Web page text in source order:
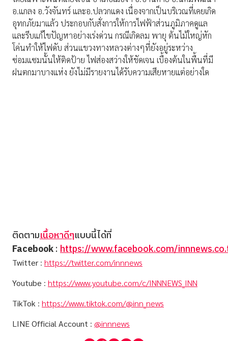
อ.แกลง อ.วังจันทร์ และอ.ปลวกแดง เนื่องจากเป็นบริเวณที่เคยเกิด
อุทกภัยมาแล้ว ประกอบกับสั่งการให้การไฟฟ้าส่วนภูมิภาคดูแล
และรีบแก้ไขปัญหาอย่างเร่งด่วน กรณีเกิดลม พายุ ต้นไม้ใหญ่หัก
โค่นทำให้ไฟดับ ส่วนแขวงทางหลวงต่างๆที่ยังอยู่ระหว่าง
ซ่อมแซมนั้นให้ติดป้าย ไฟส่องสว่างให้ชัดเจน เบื้องต้นในพื้นที่มี
ฝนตกมาบางแห่ง ยังไม่มีรายงานได้รับความเสียหายแต่อย่างใด
ติดตามเนื้อหาดีๆแบบนี้ได้ที่
Facebook: https://www.facebook.com/
Twitter : https://twitter.com/innnews
Youtube : https://www.youtube.com/c/INNNEWS_INN
TikTok : https://www.tiktok.com/@inn_news
LINE Official Account : @innnews